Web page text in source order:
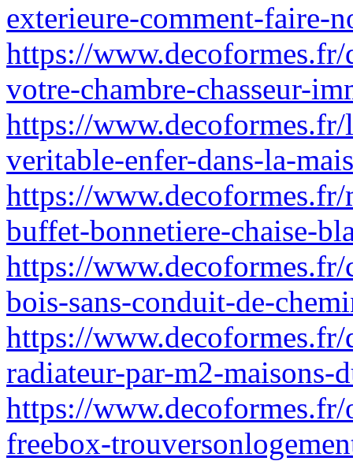
exterieure-comment-faire-
https://
votre-chambre-chasseur-
https://
veritable-enfer-dans-la-
https://
buffet-bonnetiere-chaise-
https://
bois-sans-conduit-de-
https://
radiateur-par-m2-maisons-
https://
freebox-